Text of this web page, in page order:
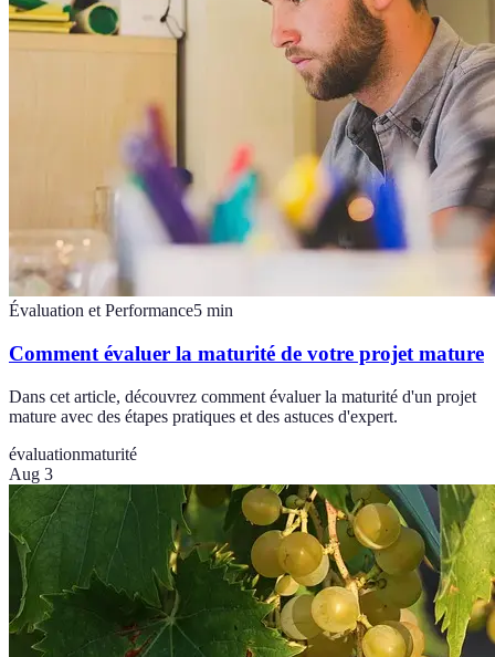
Évaluation et Performance5 min
Comment évaluer la maturité de votre projet mature
Dans cet article, découvrez comment évaluer la maturité d'un projet
mature avec des étapes pratiques et des astuces d'expert.
évaluationmaturité
Aug 3